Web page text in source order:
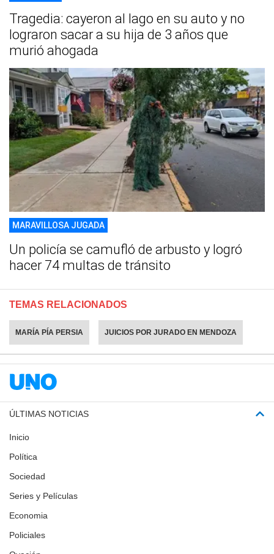
Tragedia: cayeron al lago en su auto y no
lograron sacar a su hija de 3 años que
murió ahogada
MARAVILLOSA JUGADA
Un policía se camufló de arbusto y logró
hacer 74 multas de tránsito
TEMAS RELACIONADOS
MARÍA PÍA PERSIA JUICIOS POR JURADO EN MENDOZA
ÚLTIMAS NOTICIAS
Inicio
Política
Sociedad
Series y Películas
Economia
Policiales